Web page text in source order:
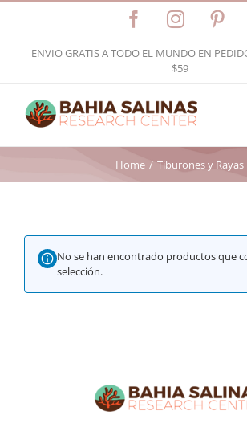
content
FacebookInstagram
ENVIO GRATIS A TODO EL MUNDO EN
$59
Home Tiburones y Rayas
No se han encontrado productos que
selección.